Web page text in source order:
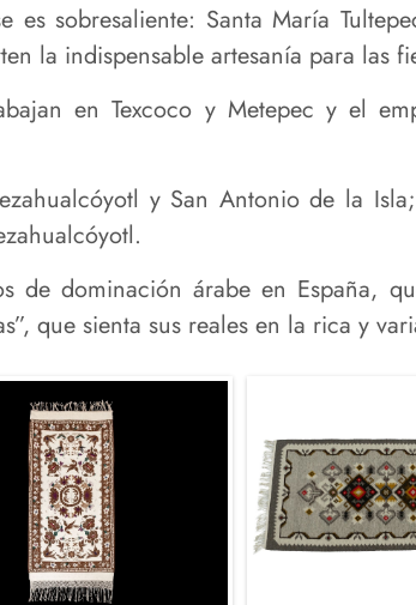
es sobresaliente: Santa María
la indispensable artesanía para las
en Texcoco y Metepec y el
y San Antonio de la
de dominación árabe en España,
que sienta sus reales en la rica y